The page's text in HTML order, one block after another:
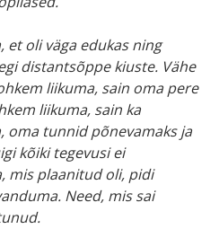
et oli väga edukas ning
distantsõppe kiuste. Vähe
liikuma, sain oma pere
liikuma, sain ka
oma tunnid põnevamaks ja
kõiki tegevusi ei
mis plaanitud oli, pidi
Need, mis sai